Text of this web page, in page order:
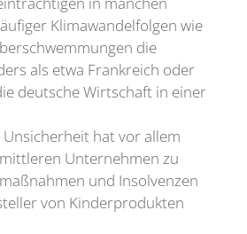
Klimawandelfolgen wie
die
als etwa Frankreich oder
deutsche Wirtschaft in einer
hat vor allem
Unternehmen zu
und Insolvenzen
von Kinderproduk­ten